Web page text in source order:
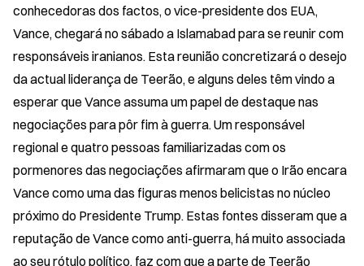
conhecedoras dos factos, o vice-presidente dos EUA,
Vance, chegará no sábado a Islamabad para se reunir com
responsáveis iranianos. Esta reunião concretizará o desejo
da actual liderança de Teerão, e alguns deles têm vindo a
esperar que Vance assuma um papel de destaque nas
negociações para pôr fim à guerra. Um responsável
regional e quatro pessoas familiarizadas com os
pormenores das negociações afirmaram que o Irão encara
Vance como uma das figuras menos belicistas no núcleo
próximo do Presidente Trump. Estas fontes disseram que a
reputação de Vance como anti-guerra, há muito associada
ao seu rótulo político, faz com que a parte de Teerão